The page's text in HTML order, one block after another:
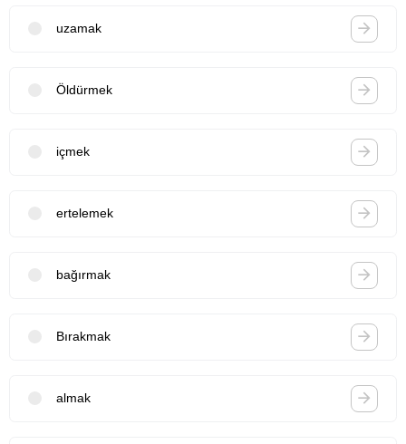
uzamak
Öldürmek
içmek
ertelemek
bağırmak
Bırakmak
almak